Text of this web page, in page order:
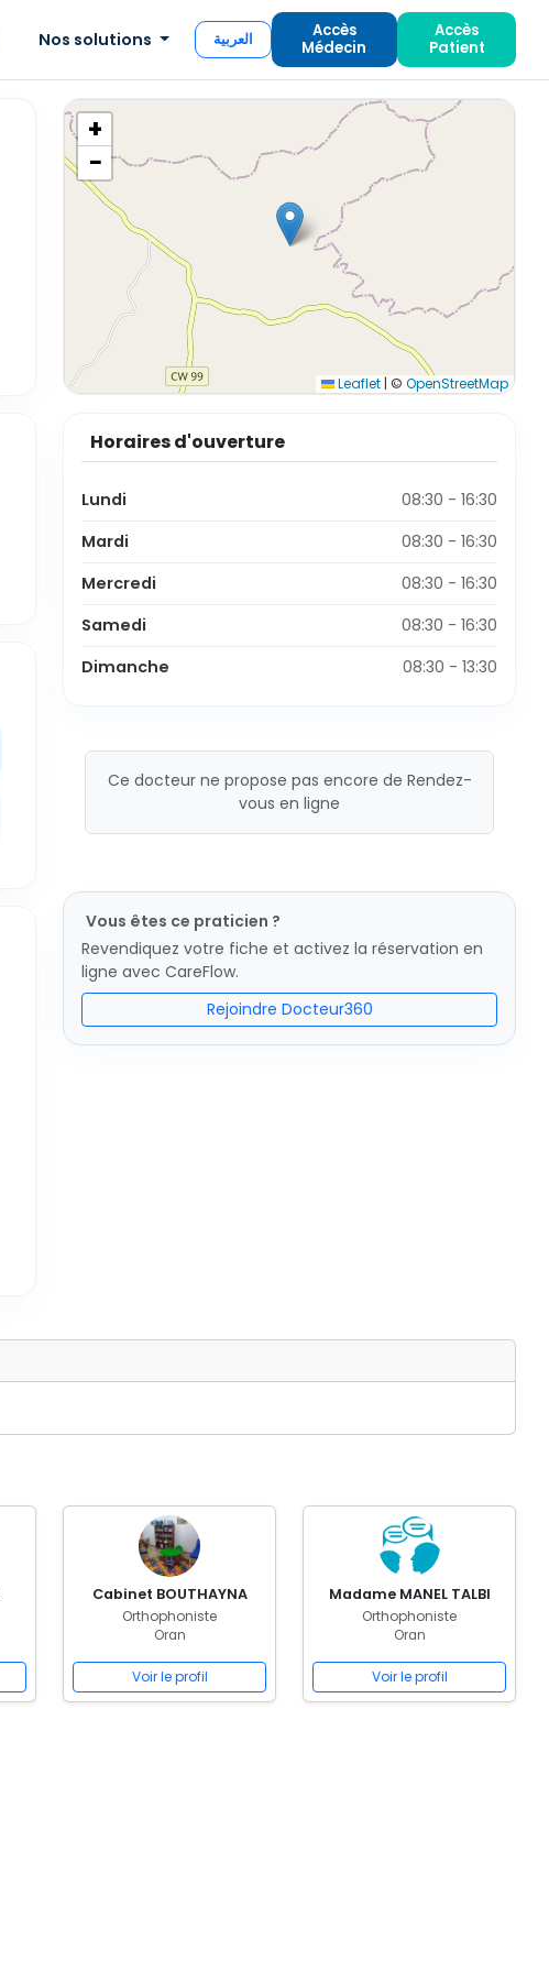
Nos solutions العربية
Accès
Médecin
Accès
Patient
+
−
Leaflet | © OpenStreetMap
Horaires d'ouverture
Lundi
08:30 - 16:30
Mardi
08:30 - 16:30
Mercredi
08:30 - 16:30
Samedi
08:30 - 16:30
Dimanche
08:30 - 13:30
Ce docteur ne propose pas encore de Rendez-
vous en ligne
Vous êtes ce praticien ?
Revendiquez votre fiche et activez la réservation en
ligne avec CareFlow.
Rejoindre Docteur360
Cabinet BOUTHAYNA
Orthophoniste
Oran
Voir le profil
Madame MANEL TALBI
Orthophoniste
Oran
Voir le profil